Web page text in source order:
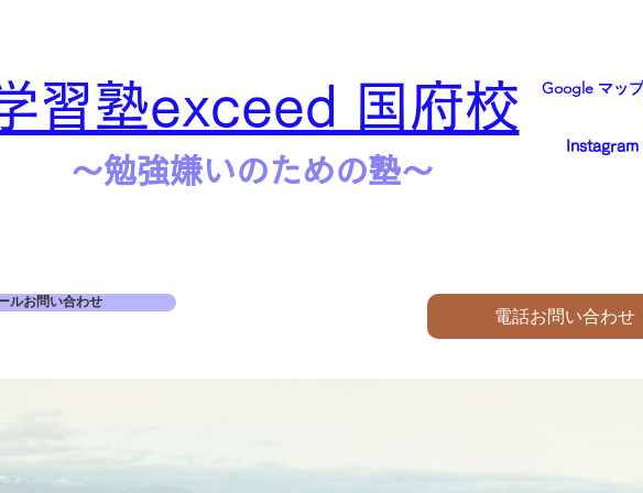
Google マッ
習塾exceed 国府校
​​～勉強嫌いのための塾～
ルお問い合わせ
電話お問い合わせ